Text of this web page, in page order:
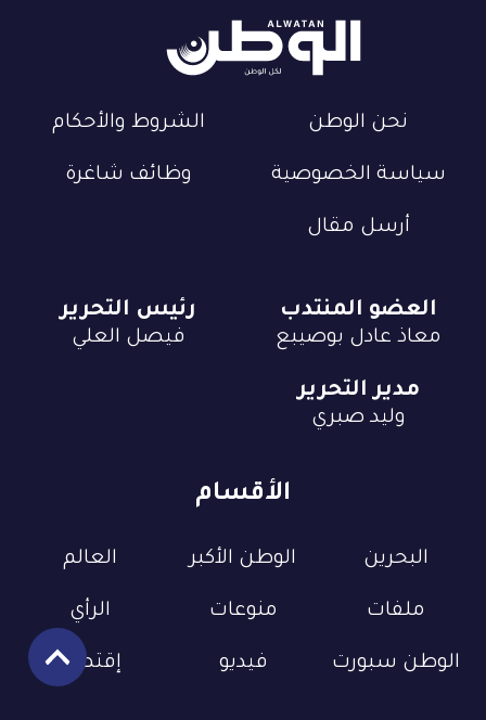
نحن الوطن الشروط والأحكام
سياسة الخصوصية وظائف شاغرة
أرسل مقال
الأقسام
البحرين الوطن الأكبر العالم
ملفات منوعات الرأي
الوطن سبورت فيديو إقتصاد
العضو المنتدب
معاذ عادل بوصيبع
رئيس التحرير
فيصل العلي
مدير التحرير
وليد صبري